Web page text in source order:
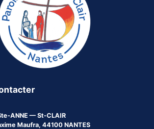
ANNE — St-CLAIR
Maufra, 44100 NANTES